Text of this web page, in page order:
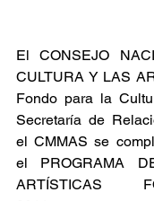
El CONSEJO
CULTURA Y LAS
Fondo para la
Secretaría de
el CMMAS se
el PROGRAMA
ARTÍSTICAS